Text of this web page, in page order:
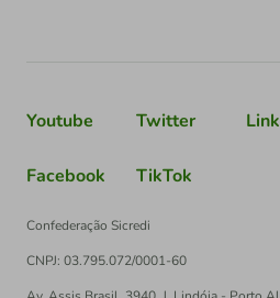
Youtube Twitter
Facebook TikTok
Confederação Sicredi
CNPJ: 03.795.072/0001-60